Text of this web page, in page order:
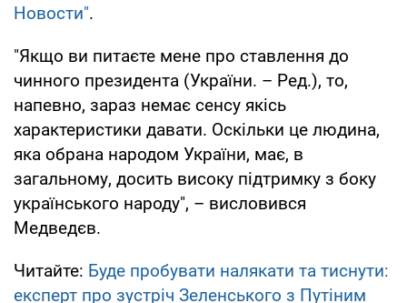
Новости".
"Якщо ви питаєте мене про ставлення до
чинного президента (України. – Ред.), то,
напевно, зараз немає сенсу якісь
характеристики давати. Оскільки це людина,
яка обрана народом України, має, в
загальному, досить високу підтримку з боку
українського народу", – висловився
Медведєв.
Читайте: Буде пробувати налякати та тиснути:
експерт про зустріч Зеленського з Путіним